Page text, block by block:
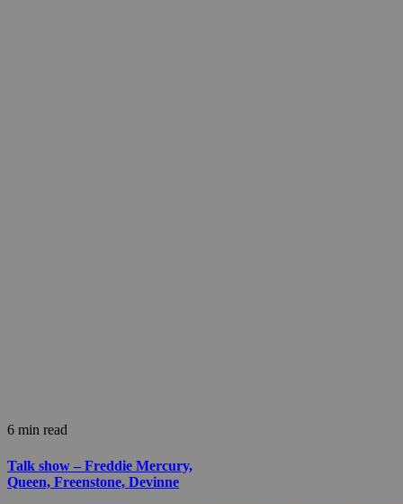
6 min read
Talk show – Freddie Mercury,
Queen, Freenstone, Devinne